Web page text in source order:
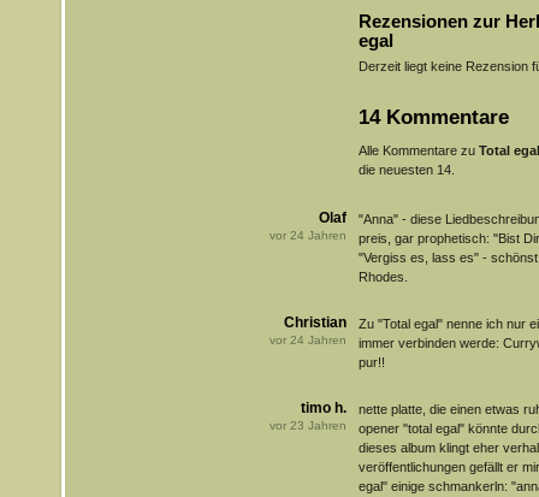
Rezensionen zur
egal
Derzeit liegt keine Rezension
14 Kommentare
Alle Kommentare zu Total egal
die neuesten 14.
Olaf
vor 24 Jahren
"Anna" - diese
preis, gar prophetisch: "Bist
"Vergiss es, lass es" -
Rhodes.
Christian
vor 24 Jahren
Zu "Total egal" nenne ich nur
immer verbinden werde:
pur!!
timo h.
vor 23 Jahren
nette platte, die einen etwas
opener "total egal" könnte
dieses album klingt eher
veröffentlichungen gefällt er
egal" einige schmankerln: